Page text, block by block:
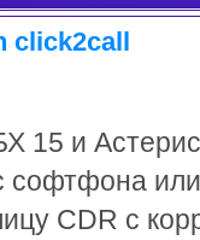
click2call
15 и
софтфона
CDR с